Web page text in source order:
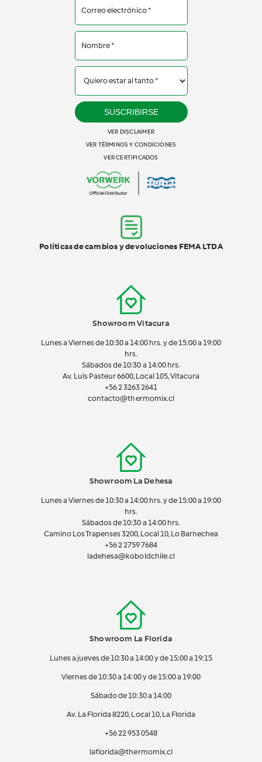
Showroom Vitacura
Lunes a Viernes de 10:30 a 14:00 hrs. y de 15:00 a 19:00
hrs.
Sábados de 10:30 a 14:00 hrs.
Av. Luis Pasteur 6600, Local 105, Vitacura
+56 2 3263 2641
contacto@thermomix.cl
Showroom La Dehesa
Lunes a Viernes de 10:30 a 14:00 hrs. y de 15:00 a 19:00
hrs.
Sábados de 10:30 a 14:00 hrs.
Camino Los Trapenses 3200, Local 10, Lo Barnechea
+56 22759 7684
ladehesa@koboldchile.cl
Showroom La Florida
Lunes a jueves de 10:30 a 14:00 y de 15:00 a 19:15
Viernes de 10:30 a 14:00 y de 15:00 a 19:00
Sábado de 10:30 a 14:00
Av. La Florida 8220, Local 10, La Florida
+56 22 953 0548
laflorida@thermomix.cl
SUSCRIBIRSE
VER DISCLAIMER
VER TÉRMINOS Y CONDICIONES
VER CERTIFICADOS
Políticas de cambios y devoluciones FEMA LTDA